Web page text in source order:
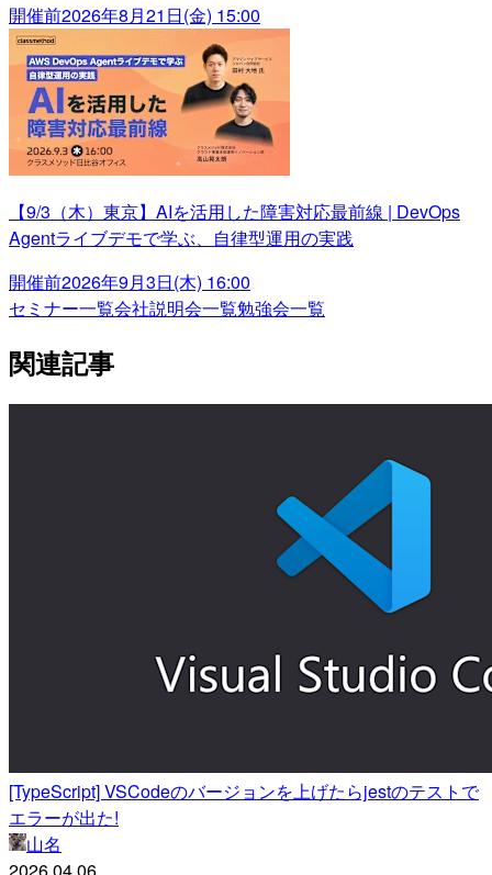
開催前2026年8月21日(金) 15:00
【9/3（木）東京】AIを活用した障害対応最前線 | DevOps
Agentライブデモで学ぶ、自律型運用の実践
開催前2026年9月3日(木) 16:00
セミナー一覧会社説明会一覧勉強会一覧
関連記事
[TypeScript] VSCodeのバージョンを上げたらjestのテストで
エラーが出た!
山名
2026.04.06